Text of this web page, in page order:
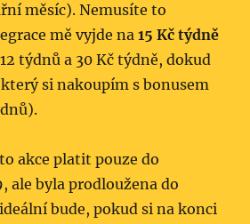
měsíc). Nemusíte to
mě vyjde na15 Kč týdně
týdnů a 30 Kč týdně, dokud
si nakoupím s bonusem
akce platit pouze do
ale byla prodloužena do
bude, pokud si na konci